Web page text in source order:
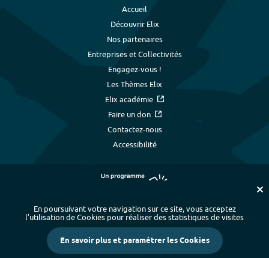
Accueil
Découvrir Elix
Nos partenaires
Entreprises et Collectivités
Engagez-vous !
Les Thèmes Elix
Elix académie
Faire un don
Contactez-nous
Accessibilité
Plan du site - Index alphabétique
-
Mentions légales et données personnelles
- Paramétrer les cookies
Crédits
En poursuivant votre navigation sur ce site, vous acceptez
l’utilisation de Cookies pour réaliser des statistiques de visites
En savoir plus et paramétrer les Cookies